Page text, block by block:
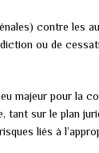
contre les
ou de
majeur pour la
sur le plan
liés à